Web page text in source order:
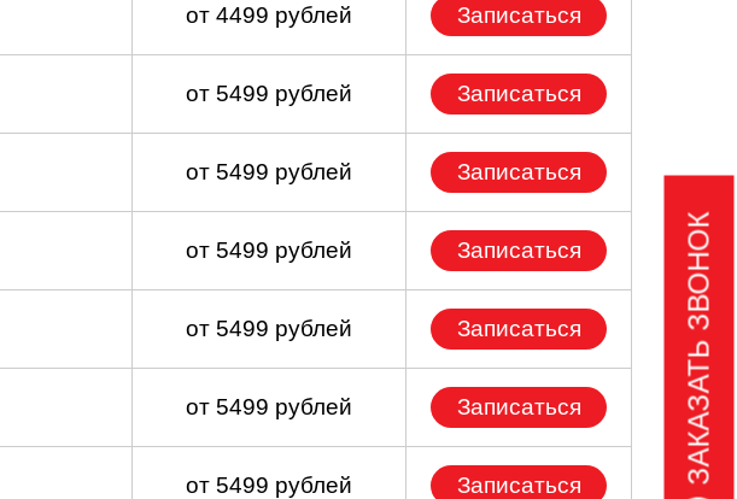
от 4499 рублей Записаться
от 5499 рублей Записаться
от 5499 рублей Записаться
от 5499 рублей Записаться
от 5499 рублей Записаться
от 5499 рублей Записаться
от 5499 рублей Записаться ЗАКАЗАТЬ ЗВОНОК